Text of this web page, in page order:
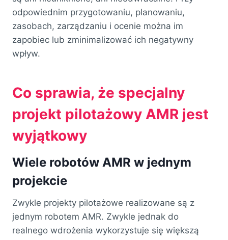
odpowiednim przygotowaniu, planowaniu,
zasobach, zarządzaniu i ocenie można im
zapobiec lub zminimalizować ich negatywny
wpływ.
Co sprawia, że specjalny
projekt pilotażowy AMR jest
wyjątkowy
Wiele robotów AMR w jednym
projekcie
Zwykle projekty pilotażowe realizowane są z
jednym robotem AMR. Zwykle jednak do
realnego wdrożenia wykorzystuje się większą